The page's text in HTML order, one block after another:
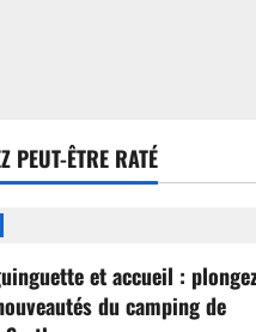
PEUT-ÊTRE RATÉ
et accueil :
du camping de